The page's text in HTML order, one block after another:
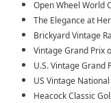
Open Wheel World
The Elegance at
Brickyard Vintage
Vintage Grand Prix
U.S. Vintage Grand
US Vintage
Heacock Classic